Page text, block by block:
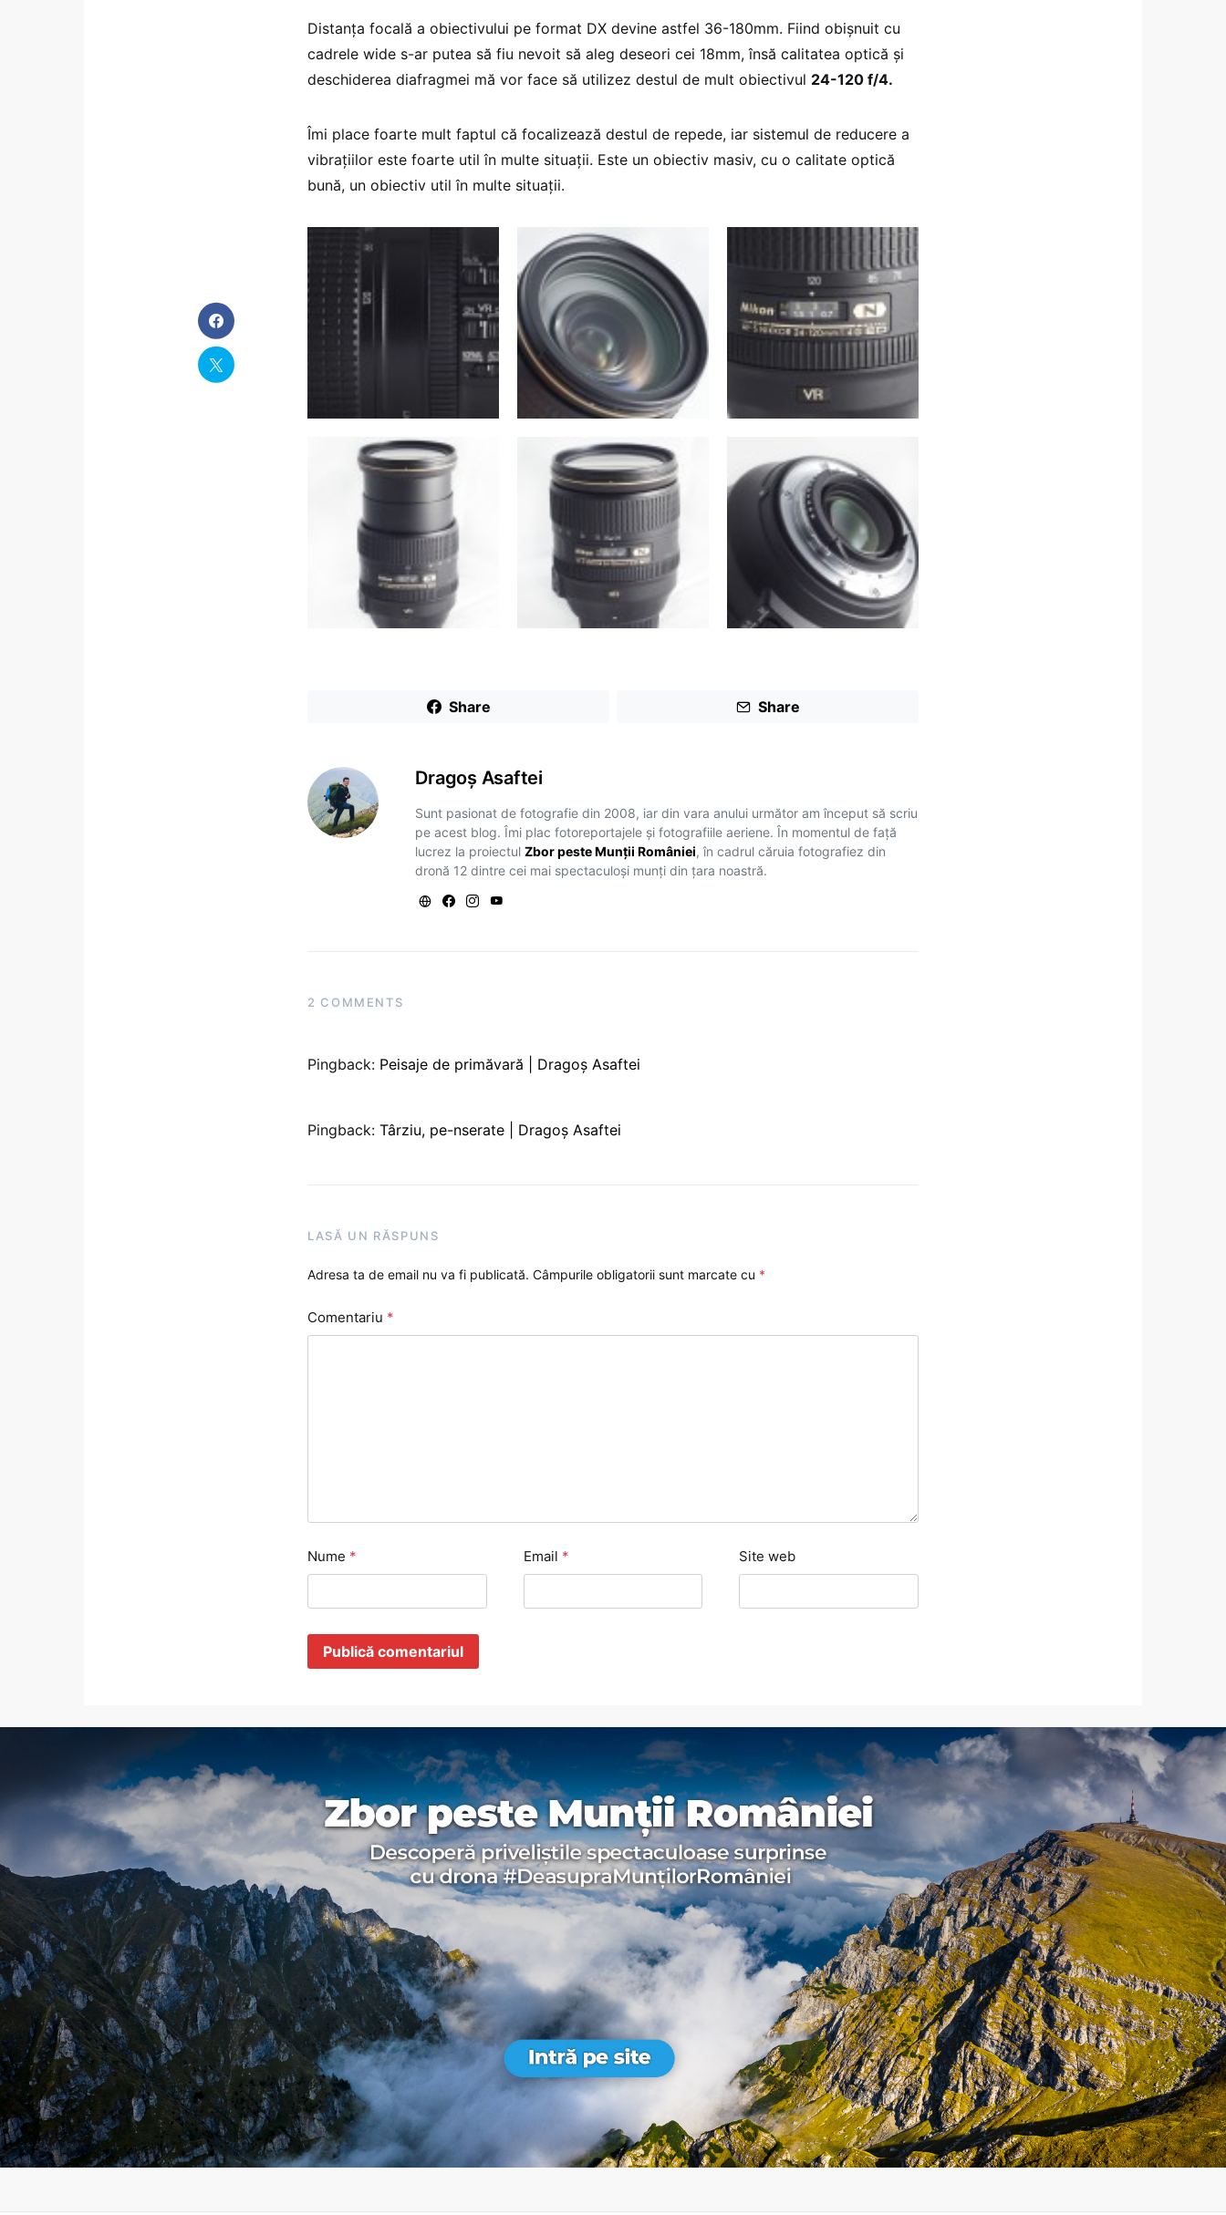
Distanța focală a obiectivului pe format DX devine astfel 36-180mm. Fiind obișnuit cu
cadrele wide s-ar putea să fiu nevoit să aleg deseori cei 18mm, însă calitatea optică și
deschiderea diafragmei mă vor face să utilizez destul de mult obiectivul 24-120 f/4.
Îmi place foarte mult faptul că focalizează destul de repede, iar sistemul de reducere a
vibrațiilor este foarte util în multe situații. Este un obiectiv masiv, cu o calitate optică
bună, un obiectiv util în multe situații.
Share Share
Dragoş Asaftei
Sunt pasionat de fotografie din 2008, iar din vara anului următor am început să scriu
pe acest blog. Îmi plac fotoreportajele și fotografiile aeriene. În momentul de față
lucrez la proiectulZbor peste Munții României, în cadrul căruia fotografiez din
dronă 12 dintre cei mai spectaculoși munți din țara noastră.
2 COMMENTS
Pingback: Peisaje de primăvară | Dragoş Asaftei
Pingback: Târziu, pe-nserate | Dragoş Asaftei
LASĂ UN RĂSPUNS
Adresa ta de email nu va fi publicată. Câmpurile obligatorii sunt marcate cu *
Comentariu *
Nume * Email * Site web